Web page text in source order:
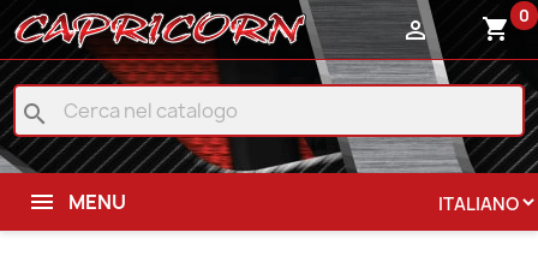
shopping_cart 0

search
MENU